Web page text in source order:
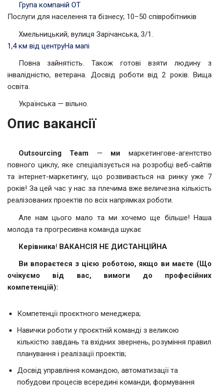
Група компаній ОТ
Послуги для населення та бізнесу; 10–50 співробітників
Хмельницький, вулиця Зарічанська, 3/1.
1,4 км від центруНа мапі
Повна зайнятість. Також готові взяти людину з
інвалідністю, ветерана. Досвід роботи від 2 років. Вища
освіта.
Українська — вільно.
Опис вакансії
Outsourcing Team — ми маркетингове-агентство
повного циклу, яке спеціалізується на розробці веб-сайтів
та інтернет-маркетингу, що розвивається на ринку уже 7
років! За цей час у нас за плечима вже величезна кількість
реалізованих проектів по всіх напрямках роботи.
Але нам цього мало та ми хочемо ще більше! Наша
молода та прогресивна команда шукає
Керівника! ВАКАНСІЯ НЕ ДИСТАНЦІЙНА
Ви впораєтеся з цією роботою, якщо ви маєте (Що
очікуємо від вас, вимоги до професійних
компетенцій):
Компетенції проєктного менеджера;
Навички роботи у проєктній команді з великою
кількістю завдань та вхідних звернень, розуміння правил
планування і реалізації проектів;
Досвід управління командою, автоматизації та
побудови процесів всередині команди, формування